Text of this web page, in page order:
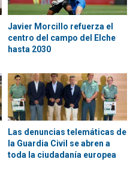
Javier Morcillo refuerza el
centro del campo del Elche
hasta 2030
Las denuncias telemáticas de
la Guardia Civil se abren a
toda la ciudadanía europea